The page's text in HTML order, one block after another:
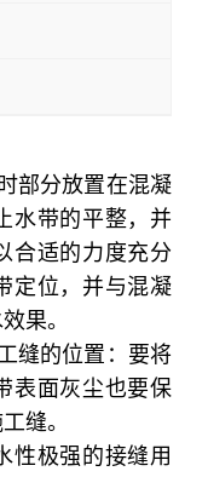
部分放置在混凝
水带的平整，并
合适的力度充分
定位，并与混凝
果。
缝的位置：要将
表面灰尘也要保
缝。
性极强的接缝用